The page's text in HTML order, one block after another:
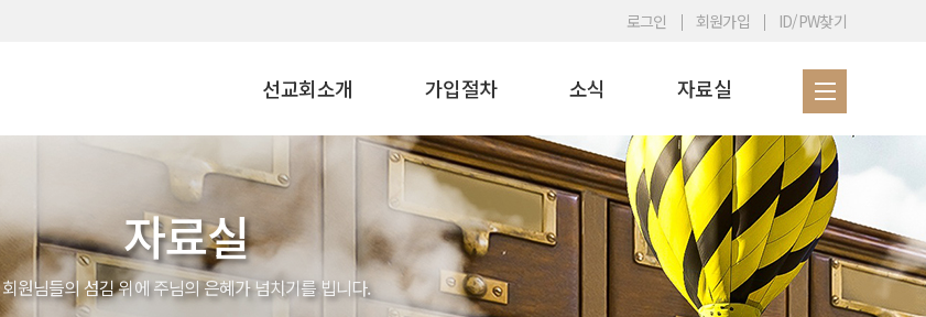
로그인 회원가입 ID/PW찾기
선교회소개 가입절차 소식 자료실
자료실
회원님들의 섬김 위에 주님의 은혜가 넘치기를 빕니다.